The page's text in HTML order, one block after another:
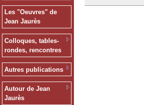
Les "Oeuvres" de
Jean Jaurès
Colloques, tables-
rondes, rencontres
Autres publications
Autour de Jean
Jaurès